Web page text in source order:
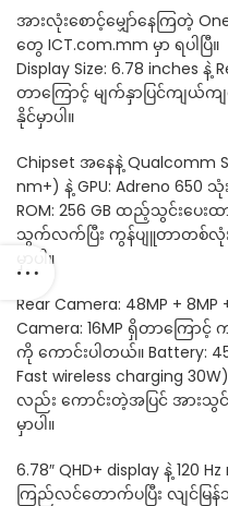
အားလုံးစောင့်မျှော်နေကြတဲ့
တွေ ICT.com.mm မှာ ရပါပြီ။
Display Size: 6.78 inches နဲ့
တာကြောင့် မျက်နှာပြင်ကျ
နိုင်မှာပါ။
Chipset အနေနဲ့ Qualcomm
nm+) နဲ့ GPU: Adreno 650 သုံ
ROM: 256 GB ထည့်သွင်းပေး
သွက်လက်ပြီး ကွန်ပျူတာတစ်လုံ
မှာပါ။
Rear Camera: 48MP + 8MP
Camera: 16MP ရှိတာကြေ
ကို ကောင်းပါတယ်။ Battery:
Fast wireless charging
လည်း ကောင်းတဲ့အပြင် အား
မှာပါ။
6.78″ QHD+ display နဲ့ 120
ကြည်လင်တောက်ပပြီး လျင်မ